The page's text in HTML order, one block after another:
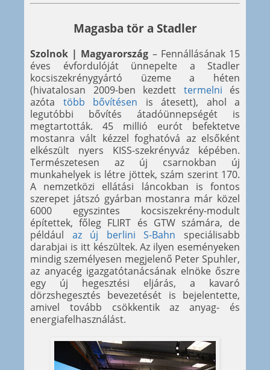
Magasba tör a Stadler
Szolnok | Magyarország – Fennállásának 15
éves évfordulóját ünnepelte a Stadler
kocsiszekrénygyártó üzeme a héten
(hivatalosan 2009-ben kezdett termelni és
azóta több bővítésen is átesett), ahol a
legutóbbi bővítés átadóünnepségét is
megtartották. 45 millió eurót befektetve
mostanra vált kézzel foghatóvá az elsőként
elkészült nyers KISS-szekrényváz képében.
Természetesen az új csarnokban új
munkahelyek is létre jöttek, szám szerint 170.
A nemzetközi ellátási láncokban is fontos
szerepet játszó gyárban mostanra már közel
6000 egyszintes kocsiszekrény-modult
építettek, főleg FLIRT és GTW számára, de
például az új berlini S-Bahn speciálisabb
darabjai is itt készültek. Az ilyen eseményeken
mindig személyesen megjelenő Peter Spuhler,
az anyacég igazgatótanácsának elnöke őszre
egy új hegesztési eljárás, a kavaró
dörzshegesztés bevezetését is bejelentette,
amivel tovább csökkentik az anyag- és
energiafelhasználást.